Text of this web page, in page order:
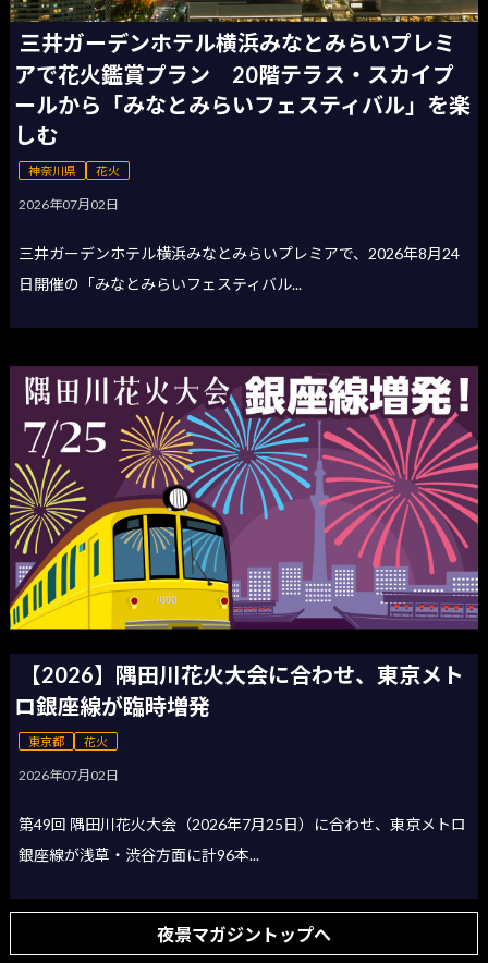
三井ガーデンホテル横浜みなとみらいプレミ
アで花火鑑賞プラン 20階テラス・スカイプ
ールから「みなとみらいフェスティバル」を楽
しむ
神奈川県 花火
2026年07月02日
三井ガーデンホテル横浜みなとみらいプレミアで、2026年8月24
日開催の「みなとみらいフェスティバル...
【2026】隅田川花火大会に合わせ、東京メト
ロ銀座線が臨時増発
東京都 花火
2026年07月02日
第49回 隅田川花火大会（2026年7月25日）に合わせ、東京メトロ
銀座線が浅草・渋谷方面に計96本...
夜景マガジントップへ